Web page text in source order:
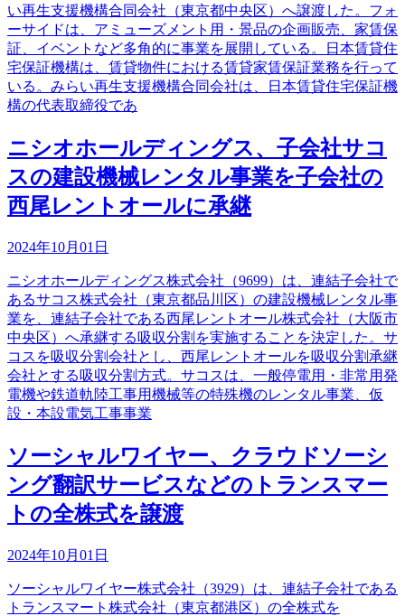
い再生支援機構合同会社（東京都中央区）へ譲渡した。フォ
ーサイドは、アミューズメント用・景品の企画販売、家賃保
証、イベントなど多角的に事業を展開している。日本賃貸住
宅保証機構は、賃貸物件における賃貸家賃保証業務を行って
いる。みらい再生支援機構合同会社は、日本賃貸住宅保証機
構の代表取締役であ
ニシオホールディングス、子会社サコ
スの建設機械レンタル事業を子会社の
西尾レントオールに承継
2024年10月01日
ニシオホールディングス株式会社（9699）は、連結子会社で
あるサコス株式会社（東京都品川区）の建設機械レンタル事
業を、連結子会社である西尾レントオール株式会社（大阪市
中央区）へ承継する吸収分割を実施することを決定した。サ
コスを吸収分割会社とし、西尾レントオールを吸収分割承継
会社とする吸収分割方式。サコスは、一般停電用・非常用発
電機や鉄道軌陸工事用機械等の特殊機のレンタル事業、仮
設・本設電気工事事業
ソーシャルワイヤー、クラウドソーシ
ング翻訳サービスなどのトランスマー
トの全株式を譲渡
2024年10月01日
ソーシャルワイヤー株式会社（3929）は、連結子会社である
トランスマート株式会社（東京都港区）の全株式を